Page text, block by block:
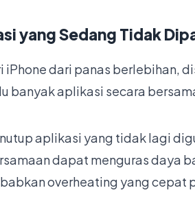
yang Sedang Tidak
iPhone dari panas berlebihan,
banyak aplikasi secara
aplikasi yang tidak lagi
dapat menguras daya
overheating yang cepat